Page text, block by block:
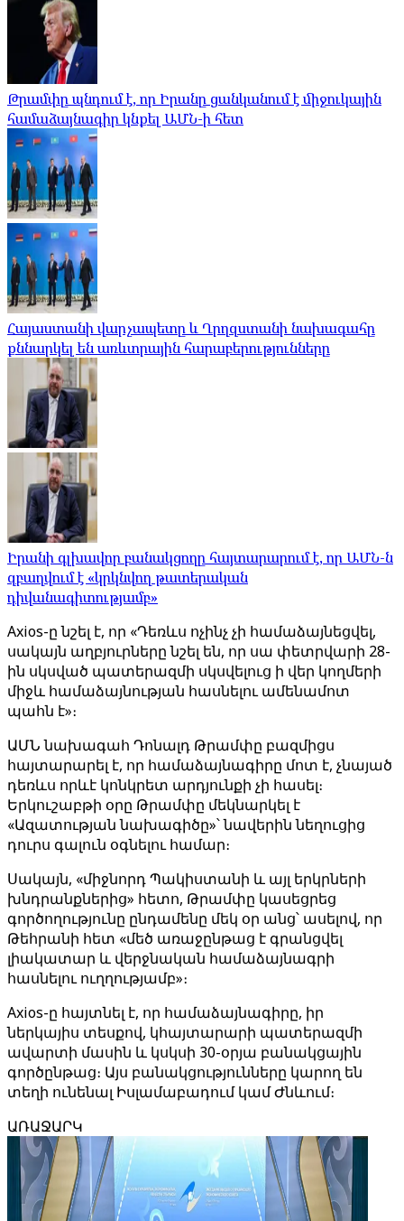
Թրամփը պնդում է, որ Իրանը ցանկանում է միջուկային
համաձայնագիր կնքել ԱՄՆ-ի հետ
Հայաստանի վարչապետը և Ղրղզստանի նախագահը
քննարկել են առևտրային հարաբերությունները
Իրանի գլխավոր բանակցողը հայտարարում է, որ ԱՄՆ-ն
զբաղվում է «կրկնվող թատերական
դիվանագիտությամբ»
Axios-ը նշել է, որ «Դեռևս ոչինչ չի համաձայնեցվել,
սակայն աղբյուրները նշել են, որ սա փետրվարի 28-
ին սկսված պատերազմի սկսվելուց ի վեր կողմերի
միջև համաձայնության հասնելու ամենամոտ
պահն է»։
ԱՄՆ նախագահ Դոնալդ Թրամփը բազմիցս
հայտարարել է, որ համաձայնագիրը մոտ է, չնայած
դեռևս որևէ կոնկրետ արդյունքի չի հասել։
Երկուշաբթի օրը Թրամփը մեկնարկել է
«Ազատության նախագիծը»՝ նավերին նեղուցից
դուրս գալուն օգնելու համար։
Սակայն, «միջնորդ Պակիստանի և այլ երկրների
խնդրանքներից» հետո, Թրամփը կասեցրեց
գործողությունը ընդամենը մեկ օր անց՝ ասելով, որ
Թեհրանի հետ «մեծ առաջընթաց է գրանցվել
լիակատար և վերջնական համաձայնագրի
հասնելու ուղղությամբ»։
Axios-ը հայտնել է, որ համաձայնագիրը, իր
ներկայիս տեսքով, կհայտարարի պատերազմի
ավարտի մասին և կսկսի 30-օրյա բանակցային
գործընթաց։ Այս բանակցությունները կարող են
տեղի ունենալ Իսլամաբադում կամ Ժնևում։
ԱՌԱՋԱՐԿ